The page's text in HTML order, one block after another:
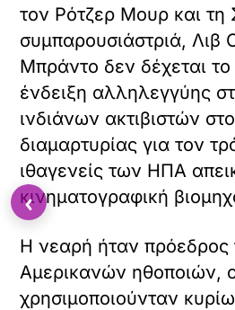
τον Ρότζερ Μουρ και τη
συμπαρουσιάστριά, Λιβ
Μπράντο δεν δέχεται
ένδειξη αλληλεγγύης
ινδιάνων ακτιβιστών
διαμαρτυρίας για τον
ιθαγενείς των ΗΠΑ
κινηματογραφική
Η νεαρή ήταν πρόεδρος
Αμερικανών ηθοποιών,
χρησιμοποιούνταν
‹